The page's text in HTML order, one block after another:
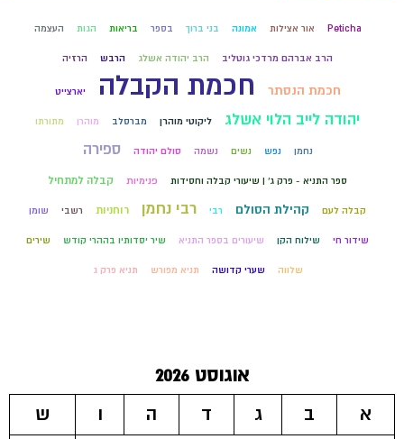
Peticha אור אצילות אמונה בני ברוך בספר בריאות הגות העצמה
הרב אברהם מרדכי גוטליב הרב יהודה אשלג הרבש הרזיה
חכמת הנסתר חכמת הקבלה יארצייט
יהודה לייב הלוי אשלג ליקוטי מוהרן מברסלב מוהרן מתורתו
נחמן נפש נשים נשמה סולם יהודה ספירה
ספר התניא - פרק ג' | שיעורי קבלה וחסידות פנימיות קבלה למתחיל
קבלה לעם קהילת הסולם רבי רבי נחמן רוחניות רשבי שומן
שידור חי שילוח הקן שיעורים בספר התניא שיר יסדותיו בההרי קודש שירים
שלווה שערי קדושה תניא מפורש תניא פרק ג
אוגוסט 2026
א
ב ג ד ה ו
ש